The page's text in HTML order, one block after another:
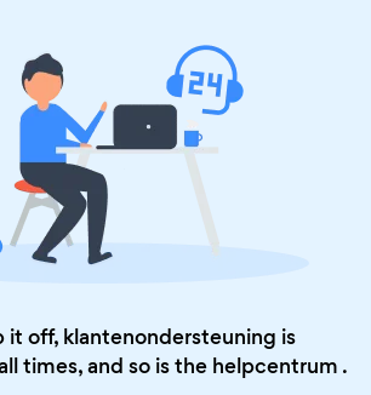
it off, klantenondersteuning is
times, and so is the helpcentrum .